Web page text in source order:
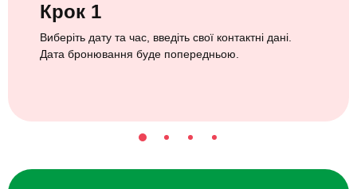
Крок 1
Виберіть дату та час, введіть свої контактні дані.
Дата бронювання буде попередньою.